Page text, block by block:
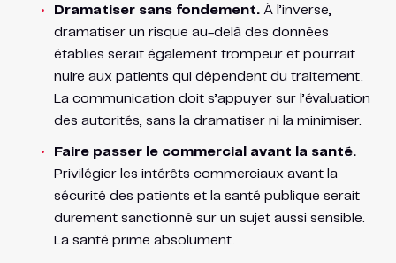
Dramatiser sans fondement.À l’inverse,
dramatiser un risque au-delà des données
établies serait également trompeur et pourrait
nuire aux patients qui dépendent du traitement.
La communication doit s’appuyer sur l’évaluation
des autorités, sans la dramatiser ni la minimiser.
Faire passer le commercial avant la santé.
Privilégier les intérêts commerciaux avant la
sécurité des patients et la santé publique serait
durement sanctionné sur un sujet aussi sensible.
La santé prime absolument.